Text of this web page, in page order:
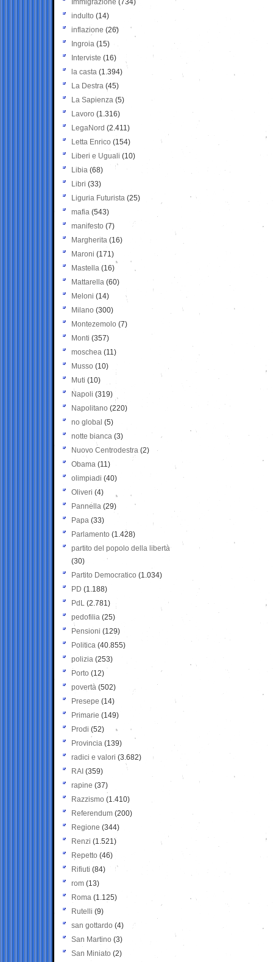
Immigrazione (734)
indulto (14)
inflazione (26)
Ingroia (15)
Interviste (16)
la casta (1.394)
La Destra (45)
La Sapienza (5)
Lavoro (1.316)
LegaNord (2.411)
Letta Enrico (154)
Liberi e Uguali (10)
Libia (68)
Libri (33)
Liguria Futurista (25)
mafia (543)
manifesto (7)
Margherita (16)
Maroni (171)
Mastella (16)
Mattarella (60)
Meloni (14)
Milano (300)
Montezemolo (7)
Monti (357)
moschea (11)
Musso (10)
Muti (10)
Napoli (319)
Napolitano (220)
no global (5)
notte bianca (3)
Nuovo Centrodestra (2)
Obama (11)
olimpiadi (40)
Oliveri (4)
Pannella (29)
Papa (33)
Parlamento (1.428)
partito del popolo della libertà
(30)
Partito Democratico (1.034)
PD (1.188)
PdL (2.781)
pedofilia (25)
Pensioni (129)
Politica (40.855)
polizia (253)
Porto (12)
povertà (502)
Presepe (14)
Primarie (149)
Prodi (52)
Provincia (139)
radici e valori (3.682)
RAI (359)
rapine (37)
Razzismo (1.410)
Referendum (200)
Regione (344)
Renzi (1.521)
Repetto (46)
Rifiuti (84)
rom (13)
Roma (1.125)
Rutelli (9)
san gottardo (4)
San Martino (3)
San Miniato (2)